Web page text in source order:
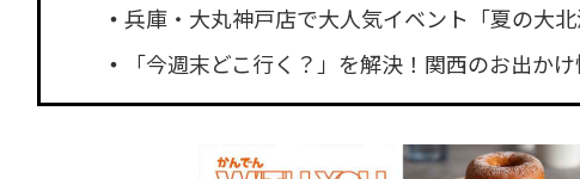
兵庫・大丸神戸店で大人気イベント「夏の大北
「今週末どこ行く？」を解決！関西のお出か